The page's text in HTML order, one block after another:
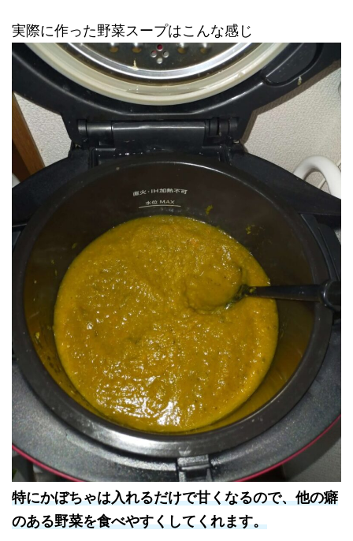
実際に作った野菜スープはこんな感じ
特にかぼちゃは入れるだけで甘くなるので、他の癖
のある野菜を食べやすくしてくれます。